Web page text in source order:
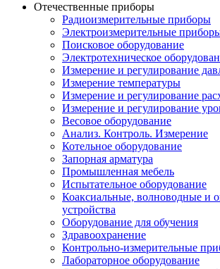
Отечественные приборы
Радиоизмерительные приборы
Электроизмерительные
Поисковое оборудование
Электротехническое
Измерение и регулирование
Измерение температуры
Измерение и регулирование
Измерение и регулирование
Весовое оборудование
Анализ. Контроль. Измерение
Котельное оборудование
Запорная арматура
Промышленная мебель
Испытательное оборудование
Коаксиальные, волноводные и
устройства
Оборудование для обучения
Здравоохранение
Контрольно-измерительные
Лабораторное оборудование